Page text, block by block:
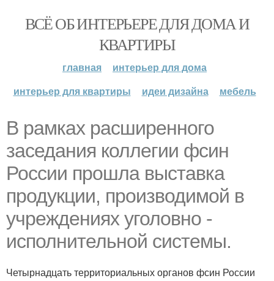
ВСЁ ОБ ИНТЕРЬЕРЕ ДЛЯ ДОМА И
КВАРТИРЫ
главная
интерьер для дома
интерьер для квартиры
идеи дизайна мебель
В рамках расширенного
заседания коллегии фсин
России прошла выставка
продукции, производимой в
учреждениях уголовно -
исполнительной системы.
Четырнадцать территориальных органов фсин России